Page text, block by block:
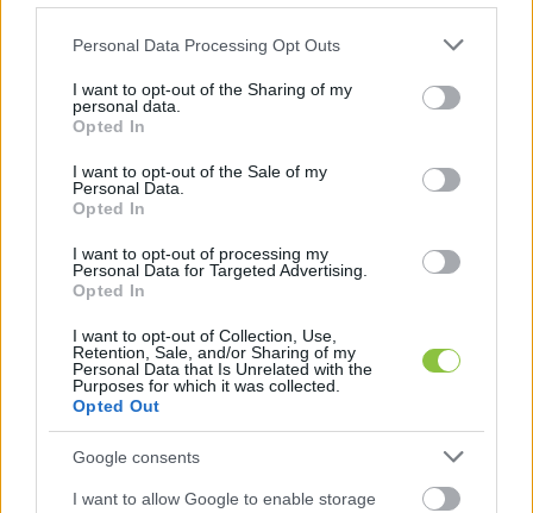
Please note that this website/app uses one or more Google
not limited to your visit or usage behaviour. You may click to
grant or deny consent to Google and its third-party tags to
use your data for below specified purposes in below Google
consent section.
Personal Data Processing Opt Outs
I want to opt-out of the Sharing of my
personal data.
Opted In
I want to opt-out of the Sale of my
Personal Data.
Opted In
I want to opt-out of processing my
Personal Data for Targeted Advertising.
Opted In
I want to opt-out of Collection, Use,
Retention, Sale, and/or Sharing of my
Personal Data that Is Unrelated with the
Purposes for which it was collected.
Opted Out
Google consents
I want to allow Google to enable storage
Latyák Balázs 2026. 01. 29.
KecsUPéntek – Elzárást kapott Rozi
kutya megkínzója, de mégis mire elég